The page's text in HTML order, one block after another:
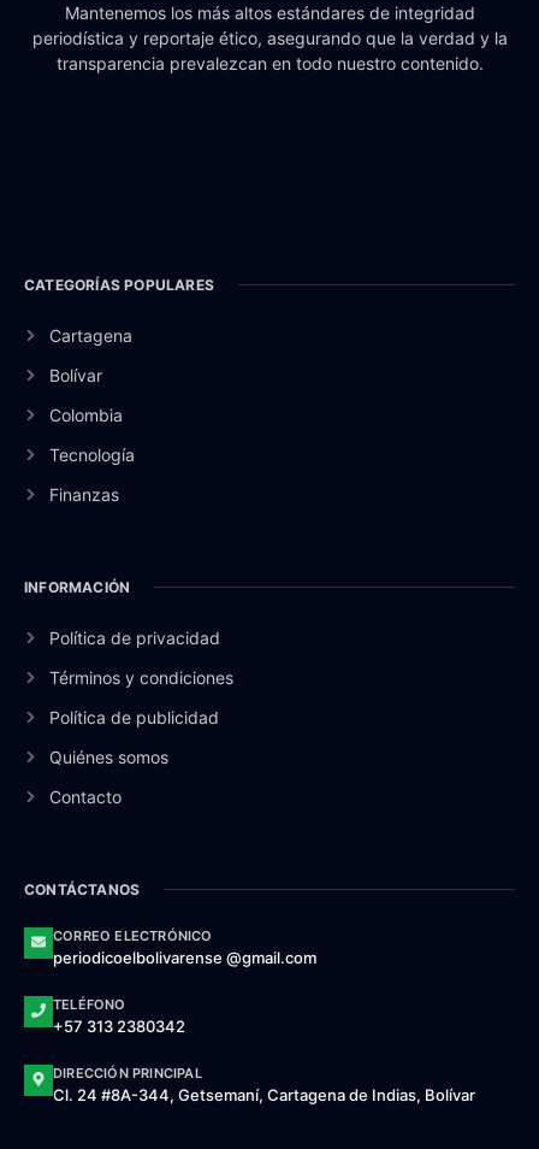
Mantenemos los más altos estándares de integridad
periodística y reportaje ético, asegurando que la verdad y la
transparencia prevalezcan en todo nuestro contenido.
CATEGORÍAS POPULARES
Cartagena
Bolívar
Colombia
Tecnología
Finanzas
INFORMACIÓN
Política de privacidad
Términos y condiciones
Política de publicidad
Quiénes somos
Contacto
CONTÁCTANOS
CORREO ELECTRÓNICO
periodicoelbolivarense @gmail.com
TELÉFONO
+57 313 2380342
DIRECCIÓN PRINCIPAL
Cl. 24 #8A-344, Getsemaní, Cartagena de Indias, Bolívar